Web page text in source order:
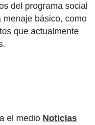
del programa social
menaje básico, como
que actualmente
el medio Noticias